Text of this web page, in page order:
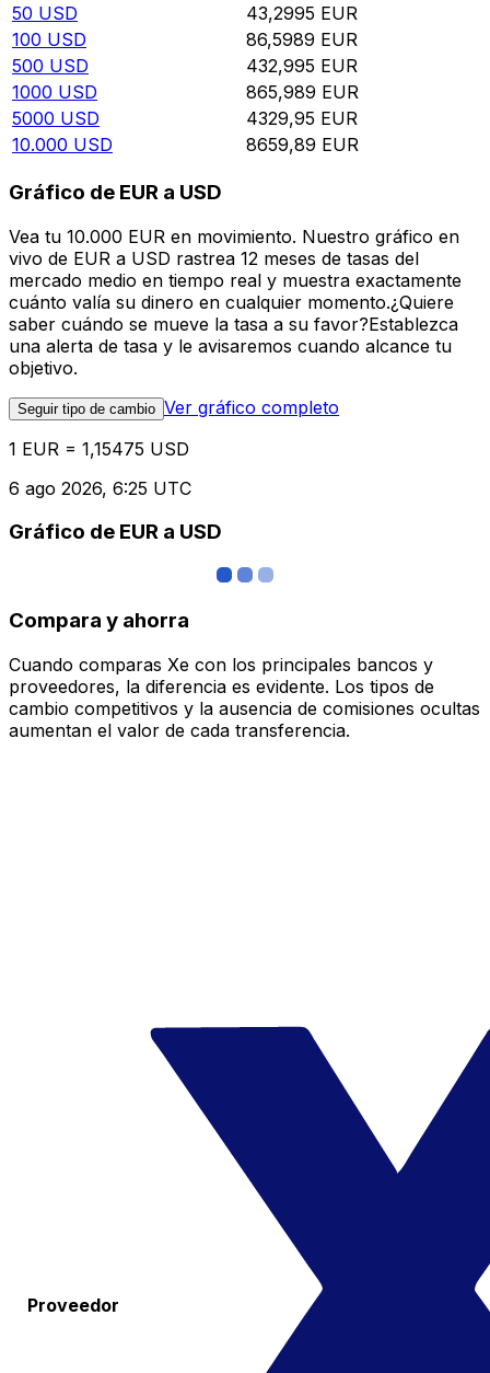
50 USD 43,2995 EUR
100 USD 86,5989 EUR
500 USD 432,995 EUR
1000 USD 865,989 EUR
5000 USD 4329,95 EUR
10.000 USD 8659,89 EUR
Gráfico de EUR a USD
Vea tu 10.000 EUR en movimiento. Nuestro gráfico en
vivo de EUR a USD rastrea 12 meses de tasas del
mercado medio en tiempo real y muestra exactamente
cuánto valía su dinero en cualquier momento.¿Quiere
saber cuándo se mueve la tasa a su favor?Establezca
una alerta de tasa y le avisaremos cuando alcance tu
objetivo.
Seguir tipo de cambio Ver gráfico completo
1 EUR = 1,15475 USD
6 ago 2026, 6:25 UTC
Gráfico de EUR a USD
Compara y ahorra
Cuando comparas Xe con los principales bancos y
proveedores, la diferencia es evidente. Los tipos de
cambio competitivos y la ausencia de comisiones ocultas
aumentan el valor de cada transferencia.
Proveedor